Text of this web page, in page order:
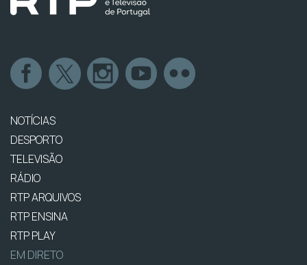
NOTÍCIAS
DESPORTO
TELEVISÃO
RÁDIO
RTP ARQUIVOS
RTP ENSINA
RTP PLAY
EM DIRETO